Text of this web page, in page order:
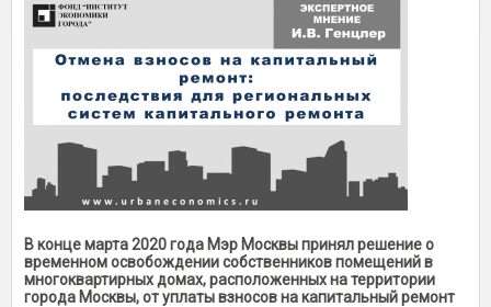
В конце марта 2020 года Мэр Москвы принял решение о
временном освобождении собственников помещений в
многоквартирных домах, расположенных на территории
города Москвы, от уплаты взносов на капитальный ремонт